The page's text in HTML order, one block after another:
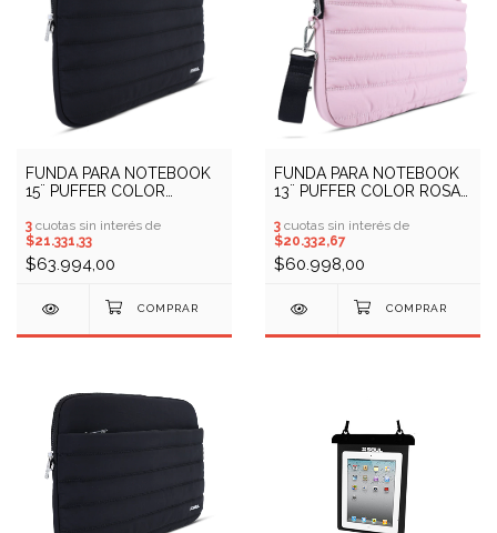
FUNDA PARA NOTEBOOK
15¨ PUFFER COLOR
10409957)
3 cuotas sin interés de
$21.331,33
$63.994,00
FUNDA PARA NOTEBOOK
13¨ PUFFER COLOR ROSA
3 cuotas sin interés de
$20.332,67
$60.998,00